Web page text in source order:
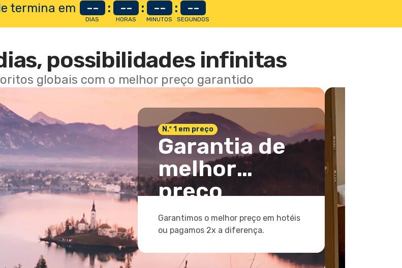
termina em --
DIAS
: --
HORAS
: --
MINUTOS
: --
SEGUNDOS
possibilidades infinitas
globais com o melhor preço garantido
N.º 1 em preço
Garantia de
melhor
preço
Garantimos o melhor preço em hotéis
ou pagamos 2x a diferença.